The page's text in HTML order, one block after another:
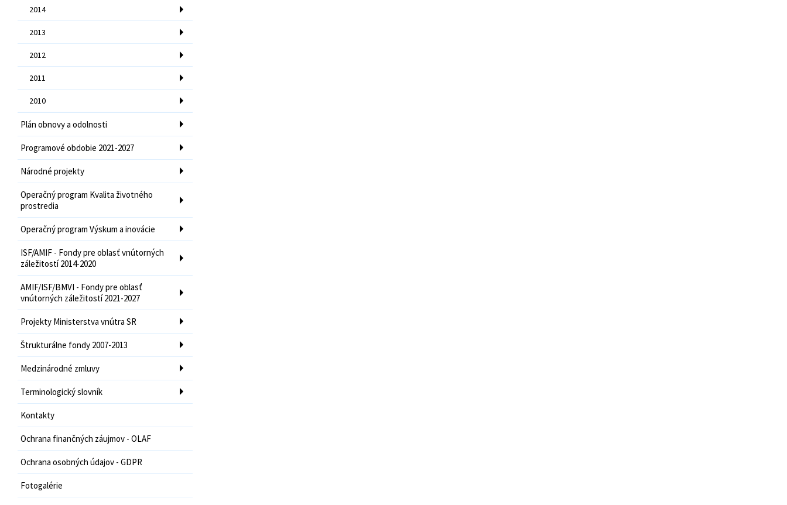
2014
2013
2012
2011
2010
Plán obnovy a odolnosti
Programové obdobie 2021-2027
Národné projekty
Operačný program Kvalita životného
prostredia
Operačný program Výskum a inovácie
ISF/AMIF - Fondy pre oblasť vnútorných
záležitostí 2014-2020
AMIF/ISF/BMVI - Fondy pre oblasť
vnútorných záležitostí 2021-2027
Projekty Ministerstva vnútra SR
Štrukturálne fondy 2007-2013
Medzinárodné zmluvy
Terminologický slovník
Kontakty
Ochrana finančných záujmov - OLAF
Ochrana osobných údajov - GDPR
Fotogalérie